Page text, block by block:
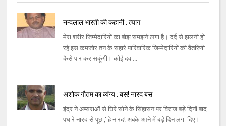
नन्दलाल भारती की कहानी : त्याग
मेरा शरीर जिम्मेदारियों का बोझ समझने लगा है। दर्द से झलनी हो
रहे इस कमजोर तन के सहारे पारिवारिक जिम्मेदारियों की वैतरिणी
कैसे पार कर सकूंगी। कोई दवा...
अशोक गौतम का व्यंग्य : बस! नारद बस
इंद्र ने अप्‍सराओं से घिरे सोने के सिंहासन पर विराज बड़े दिनों बाद
पधारे नारद से पूछा,‘ हे नारद! अबके आने में बड़े दिन लगा दिए।